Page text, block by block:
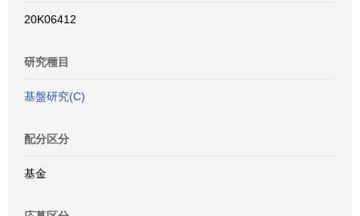
20K06412
研究種目
基盤研究(C)
配分区分
基金